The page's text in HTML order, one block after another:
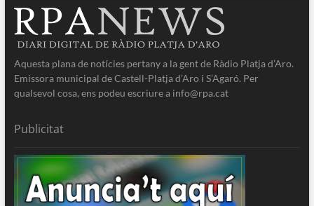
Aquesta plana de notícies pertany a la gent de Ràdio Platja d’Aro.
Emissora municipal de Castell-Platja d’Aro i S’Agaró. Per
qualsevol cosa, ens podeu escriure a info@rpa.cat
Publicitat